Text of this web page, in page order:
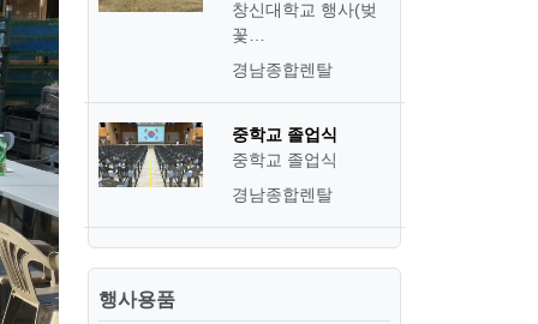
창신대학교 행사(벚
꽃…
경남종합렌탈
중학교 졸업식
중학교 졸업식
경남종합렌탈
행사용품